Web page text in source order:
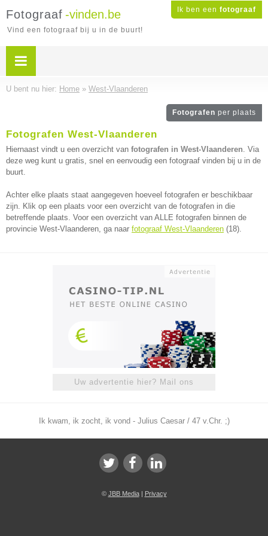
Ik ben een fotograaf
Fotograaf -vinden.be
Vind een fotograaf bij u in de buurt!
U bent nu hier: Home » West-Vlaanderen
Fotografen per plaats
Fotografen West-Vlaanderen
Hiernaast vindt u een overzicht van fotografen in West-Vlaanderen. Via
deze weg kunt u gratis, snel en eenvoudig een fotograaf vinden bij u in de
buurt.
Achter elke plaats staat aangegeven hoeveel fotografen er beschikbaar
zijn. Klik op een plaats voor een overzicht van de fotografen in die
betreffende plaats. Voor een overzicht van ALLE fotografen binnen de
provincie West-Vlaanderen, ga naar fotograaf West-Vlaanderen (18).
Uw advertentie hier? Mail ons
Ik kwam, ik zocht, ik vond - Julius Caesar / 47 v.Chr. ;)
© JBB Media| Privacy